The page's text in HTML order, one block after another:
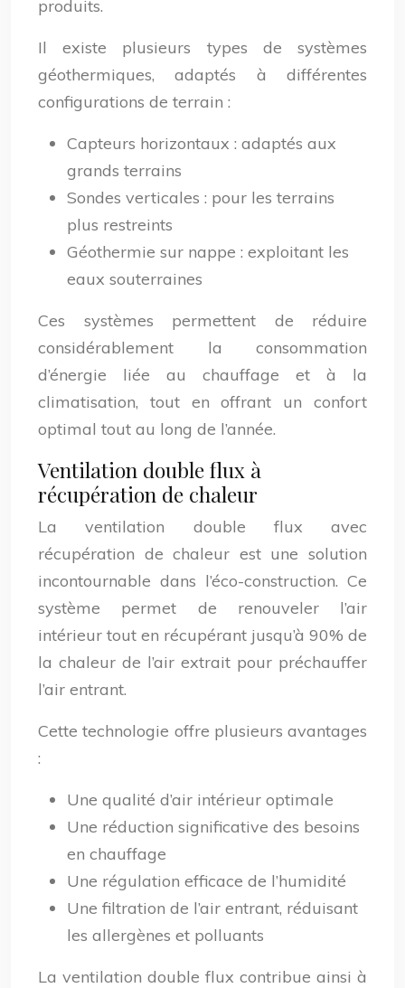
produits.
Il existe plusieurs types de systèmes
géothermiques, adaptés à différentes
configurations de terrain :
Capteurs horizontaux : adaptés aux
grands terrains
Sondes verticales : pour les terrains
plus restreints
Géothermie sur nappe : exploitant les
eaux souterraines
Ces systèmes permettent de réduire
considérablement la consommation
d’énergie liée au chauffage et à la
climatisation, tout en offrant un confort
optimal tout au long de l’année.
Ventilation double flux à
récupération de chaleur
La ventilation double flux avec
récupération de chaleur est une solution
incontournable dans l’éco-construction. Ce
système permet de renouveler l’air
intérieur tout en récupérant jusqu’à 90% de
la chaleur de l’air extrait pour préchauffer
l’air entrant.
Cette technologie offre plusieurs avantages
:
Une qualité d’air intérieur optimale
Une réduction significative des besoins
en chauffage
Une régulation efficace de l’humidité
Une filtration de l’air entrant, réduisant
les allergènes et polluants
La ventilation double flux contribue ainsi à